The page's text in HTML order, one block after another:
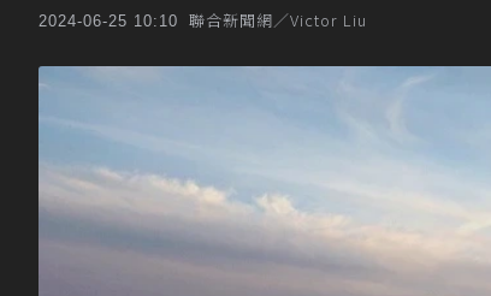
2024-06-25 10:10 聯合新聞網／Victor Liu